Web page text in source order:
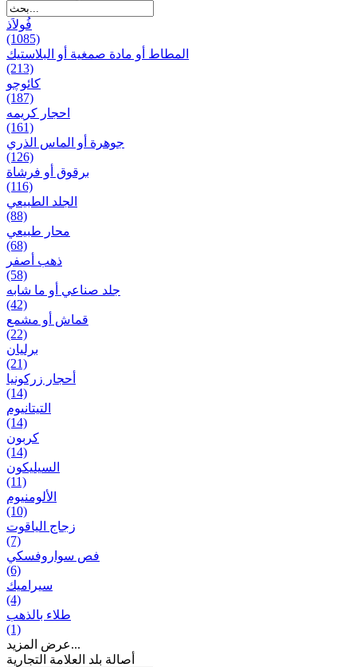
فُولاَذ
(1085)
المطاط أو مادة صمغية أو البلاستيك
(213)
کائوچو
(187)
احجار کریمه
(161)
جوهرة أو الماس الذري
(126)
برقوق أو فرشاة
(116)
الجلد الطبيعي
(88)
محار طبيعي
(68)
ذهب أصفر
(58)
جلد صناعي أو ما شابه
(42)
قماش أو مشمع
(22)
برلیان
(21)
أحجار زركونيا
(14)
التيتانيوم
(14)
كربون
(14)
السيليكون
(11)
الألومنيوم
(10)
زجاج الياقوت
(7)
فص سواروفسكي
(6)
سيراميك
(4)
طلاء بالذهب
(1)
عرض المزيد...
أصالة بلد العلامة التجارية